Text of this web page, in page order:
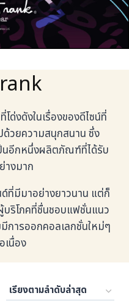
ด่งดังในเรื่องของดีไซน์ที่
ด้วยความสนุกสนาน ซึ่ง
นอีกหนึ่งผลิตภัณฑ์ที่ได้รับ
างมาก
ที่มีมาอย่างยาวนาน แต่ก็
ริโภคที่ชื่นชอบแฟชั่นแนว
การออกคอลเลกชั่นใหม่ๆ
เนื่อง
Sorted